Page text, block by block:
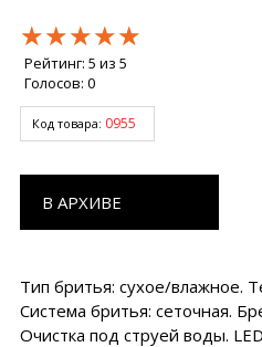
★★★★★
★★★★★
★★★★★
Рейтинг: 5 из 5
Голосов: 0
Код товара: 0955
В АРХИВЕ
Тип бритья: сухое/влажное.
Система бритья: сеточная.
Очистка под струей воды.